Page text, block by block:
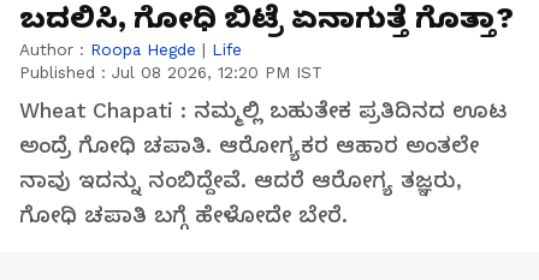
ಬದಲಿಸಿ, ಗೋಧಿ ಬಿಟ್ರೆ ಏನಾಗುತ್ತೆ ಗೊತ್ತಾ?
Author : Roopa Hegde | Life
Published : Jul 08 2026, 12:20 PM IST
Wheat Chapati : ನಮ್ಮಲ್ಲಿ ಬಹುತೇಕ ಪ್ರತಿದಿನದ ಊಟ
ಅಂದ್ರೆ ಗೋಧಿ ಚಪಾತಿ. ಆರೋಗ್ಯಕರ ಆಹಾರ ಅಂತಲೇ
ನಾವು ಇದನ್ನು ನಂಬಿದ್ದೇವೆ. ಆದರೆ ಆರೋಗ್ಯ ತಜ್ಞರು,
ಗೋಧಿ ಚಪಾತಿ ಬಗ್ಗೆ ಹೇಳೋದೇ ಬೇರೆ.